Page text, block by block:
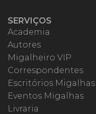
SERVIÇOS
Academia
Autores
Migalheiro VIP
Correspondentes
Escritórios Migalhas
Eventos Migalhas
Livraria